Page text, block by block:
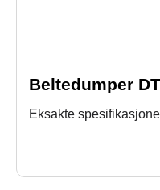
Beltedumper
Eksakte